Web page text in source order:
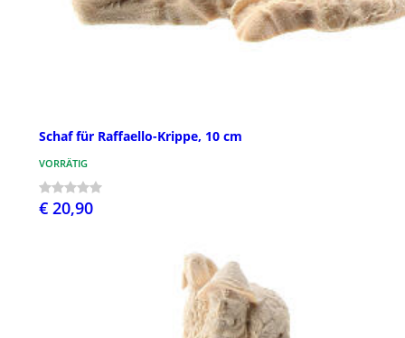
Schaf für Raffaello-Krippe, 10 cm
VORRÄTIG
€ 20,90